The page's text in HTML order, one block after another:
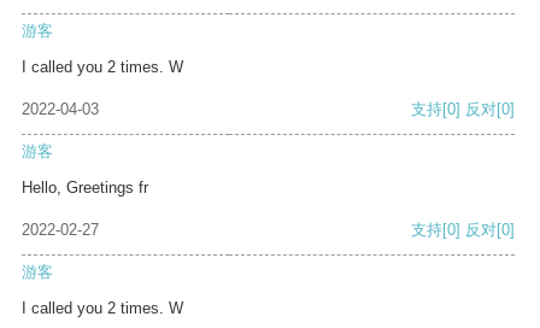
游客
I called you 2 times. W
2022-04-03 支持[0] 反对[0]
游客
Hello, Greetings fr
2022-02-27 支持[0] 反对[0]
游客
I called you 2 times. W